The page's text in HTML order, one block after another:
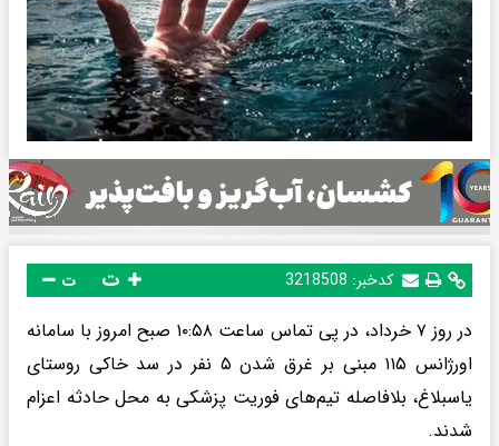
کدخبر: 3218508 ت
در روز ۷ خرداد، در پی تماس ساعت ۱۰:۵۸ صبح امروز با سامانه
اورژانس ۱۱۵ مبنی بر غرق شدن ۵ نفر در سد خاکی روستای
یاسبلاغ، بلافاصله تیم‌های فوریت پزشکی به محل حادثه اعزام
شدند.